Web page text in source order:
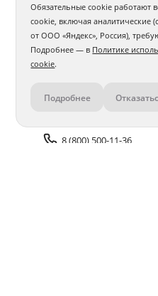
Контакты
8 (800) 500-11-36
Обязательные cookie работают
cookie, включая аналитические
от ООО «Яндекс», Россия),
Подробнее — в Политике
cookie.
Подробнее